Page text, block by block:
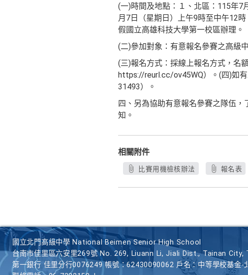
(一)時間及地點：１、北區：115年7
月7日（星期日）上午9時至中午12
假國立高雄科技大學第一校區辦理。
(二)參加對象：有意報名參賽之高級
(三)報名方式：採線上報名方式，名
https://reurl.cc/ov45WQ）。(四)如
31493）。
四、另為協助有意報名參賽之隊伍
知。
相關附件
比賽用機檢核辦法 報名表
國立北門高級中學 National Beimen Senior High School
台南市佳里區六安里269號 No. 269, Liuann Li, Jiali Dist., Tainan City,
第一銀行 佳里分行0076249 帳號：62430090062 戶名：中等學校基金